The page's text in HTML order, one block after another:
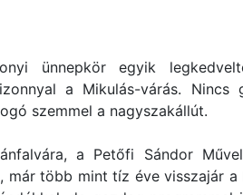
ünnepkör egyik
a Mikulás-várás. Nincs
szemmel a nagyszakállút.
a Petőfi Sándor
már több mint tíz éve visszajár a